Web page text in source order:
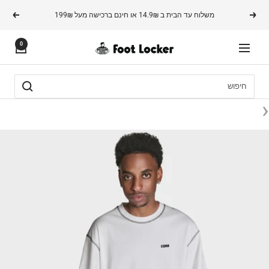
לתוכןהקודם משלוח עד הבית ב 14.9₪ או חינם ברכישה מעל 199₪ הבא
0 FOOTLOCKER ניווט
‹